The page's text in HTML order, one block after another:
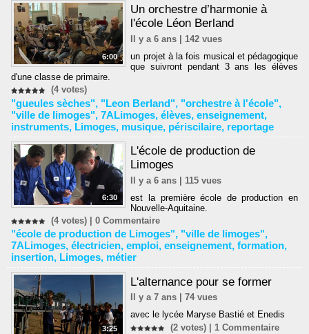
6:00
Un orchestre d’harmonie à
l'école Léon Berland
Il y a 6 ans | 142 vues
un projet à la fois musical et pédagogique
que suivront pendant 3 ans les élèves
d'une classe de primaire.
(4 votes)
"gueules sèches", "Leon Berland", "orchestre à l'école",
"ville de limoges", 7ALimoges, élèves, enseignement,
instruments, Limoges, musique, périscilaire, reportage
6:30
L'école de production de
Limoges
Il y a 6 ans | 115 vues
est la première école de production en
Nouvelle-Aquitaine.
(4 votes) | 0 Commentaire
"école de production de Limoges", "ville de limoges",
7ALimoges, électricien, emploi, enseignement, formation,
insertion, Limoges, métier
3:25
L'alternance pour se former
Il y a 7 ans | 74 vues
avec le lycée Maryse Bastié et Enedis
(2 votes) | 1 Commentaire